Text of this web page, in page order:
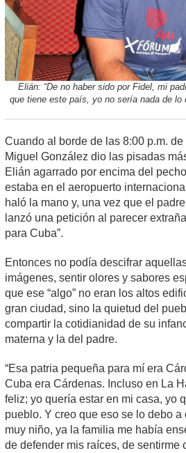
Elián: “De no haber sido por Fidel, mi
que tiene este país, yo no sería nada de lo
Cuando al borde de las 8:00 p.m.
Miguel González dio las pisadas
Elián agarrado por encima del
estaba en el aeropuerto
haló la mano y, una vez que el
lanzó una petición al parecer
para Cuba”.
Entonces no podía descifrar
imágenes, sentir olores y sabores
que ese “algo” no eran los altos
gran ciudad, sino la quietud del
compartir la cotidianidad de su
materna y la del padre.
“Esa patria pequeña para mí era
Cuba era Cárdenas. Incluso en La
feliz; yo quería estar en mi casa, yo
pueblo. Y creo que eso se lo debo
muy niño, ya la familia me había
de defender mis raíces, de sentirme